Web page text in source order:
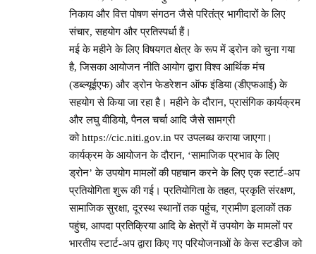
निकाय और वित्त पोषण संगठन जैसे परितंत्र भागीदारों के लिए
संचार, सहयोग और प्रतिस्पर्धा हैं।
मई के महीने के लिए विषयगत क्षेत्र के रूप में ड्रोन को चुना गया
है, जिसका आयोजन नीति आयोग द्वारा विश्व आर्थिक मंच
(डब्ल्यूईएफ) और ड्रोन फेडरेशन ऑफ इंडिया (डीएफआई) के
सहयोग से किया जा रहा है। महीने के दौरान, प्रासंगिक कार्यक्रम
और लघु वीडियो, पैनल चर्चा आदि जैसे सामग्री
कोhttps://cic.niti.gov.in पर उपलब्ध कराया जाएगा।
कार्यक्रम के आयोजन के दौरान, ‘सामाजिक प्रभाव के लिए
ड्रोन’ के उपयोग मामलों की पहचान करने के लिए एक स्टार्ट-अप
प्रतियोगिता शुरू की गई। प्रतियोगिता के तहत, प्रकृति संरक्षण,
सामाजिक सुरक्षा, दूरस्थ स्थानों तक पहुंच, ग्रामीण इलाकों तक
पहुंच, आपदा प्रतिक्रिया आदि के क्षेत्रों में उपयोग के मामलों पर
भारतीय स्टार्ट-अप द्वारा किए गए परियोजनाओं के केस स्टडीज को